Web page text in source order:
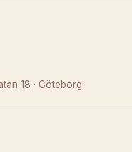
18 · Göteborg